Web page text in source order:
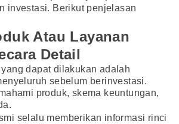
investasi. Berikut penjelasan
Atau Layanan
Detail
dapat dilakukan adalah
sebelum berinvestasi.
produk, skema keuntungan,
selalu memberikan informasi rinci